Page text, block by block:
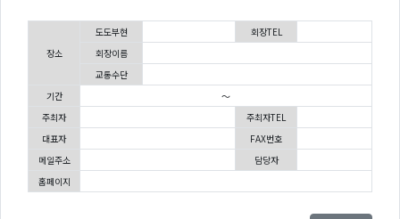
장소
도도부현
회장TEL
회장이름
교통수단
기간
～
주최자
주최자TEL
대표자
FAX번호
메일주소
담당자
홈페이지